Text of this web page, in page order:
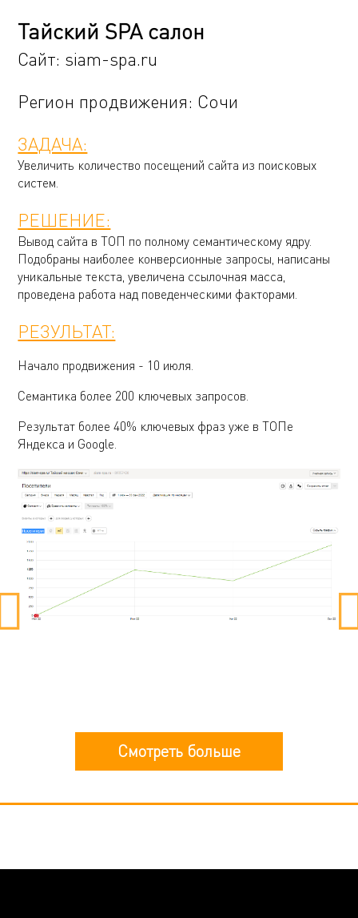
Тайский SPA салон
Сайт: siam-spa.ru
Регион продвижения: Сочи
ЗАДАЧА:
Увеличить количество посещений сайта из поисковых
систем.
РЕШЕНИЕ:
Вывод сайта в ТОП по полному семантическому ядру.
Подобраны наиболее конверсионные запросы, написаны
уникальные текста, увеличена ссылочная масса,
проведена работа над поведенческими факторами.
РЕЗУЛЬТАТ:
Начало продвижения - 10 июля.
Семантика более 200 ключевых запросов.
Результат более 40% ключевых фраз уже в ТОПе
Яндекса и Google.
Смотреть больше